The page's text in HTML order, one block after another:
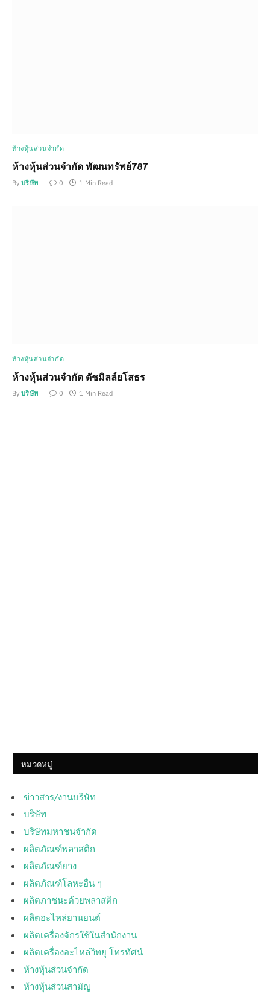
ห้างหุ้นส่วนจำกัด
ห้างหุ้นส่วนจำกัด พัฒนทรัพย์787
By บริษัท 0 1 Min Read
ห้างหุ้นส่วนจำกัด
ห้างหุ้นส่วนจำกัด ดัชมิลล์ยโสธร
By บริษัท 0 1 Min Read
หมวดหมู่
ข่าวสาร/งานบริษัท
บริษัท
บริษัทมหาชนจำกัด
ผลิตภัณฑ์พลาสติก
ผลิตภัณฑ์ยาง
ผลิตภัณฑ์โลหะอื่น ๆ
ผลิตภาชนะด้วยพลาสติก
ผลิตอะไหล่ยานยนต์
ผลิตเครื่องจักรใช้ในสำนักงาน
ผลิตเครื่องอะไหล่วิทยุ โทรทัศน์
ห้างหุ้นส่วนจำกัด
ห้างหุ้นส่วนสามัญ